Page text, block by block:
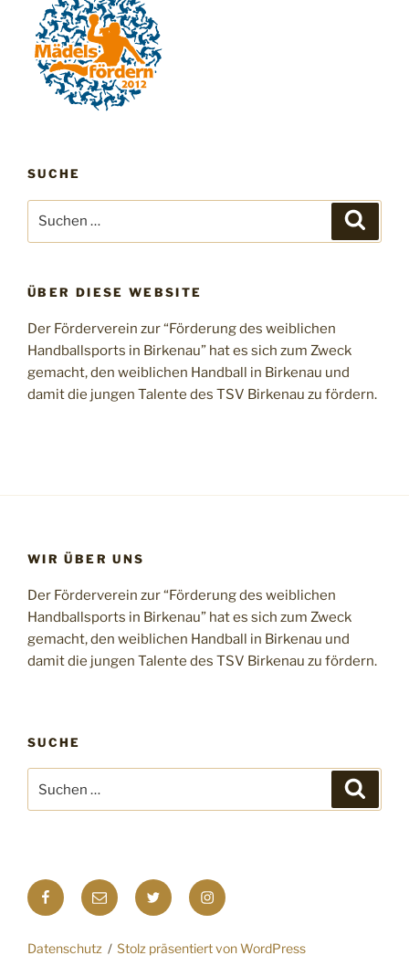
SUCHE
nach:
ÜBER DIESE WEBSITE
Der Förderverein zur “Förderung des weiblichen
Handballsports in Birkenau” hat es sich zum Zweck
gemacht, den weiblichen Handball in Birkenau und
damit die jungen Talente des TSV Birkenau zu fördern.
WIR ÜBER UNS
Der Förderverein zur “Förderung des weiblichen
Handballsports in Birkenau” hat es sich zum Zweck
gemacht, den weiblichen Handball in Birkenau und
damit die jungen Talente des TSV Birkenau zu fördern.
SUCHE
nach:
Facebook
E-
Mail
Twitter Instagram
Datenschutz Stolz präsentiert von WordPress